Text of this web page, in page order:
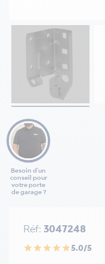
Besoin d'un
conseil pour
votre porte
de garage ?
Réf: 3047248
star star star star star5.0/5